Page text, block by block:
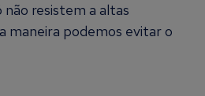
não resistem a altas
maneira podemos evitar o